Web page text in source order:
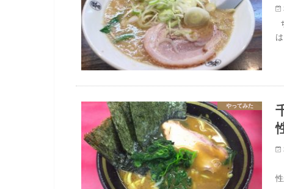
やってみた